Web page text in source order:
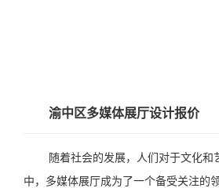
渝中区多媒体展厅设计报价
随着社会的发展，人们对于文化
中，多媒体展厅成为了一个备受关注的